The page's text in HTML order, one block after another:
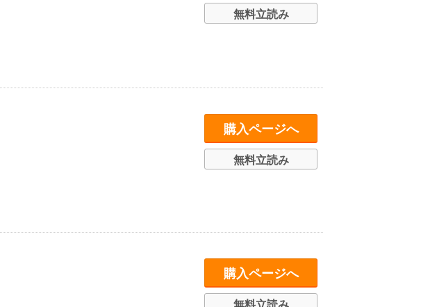
無料立読み
購入ページへ
無料立読み
購入ページへ
無料立読み